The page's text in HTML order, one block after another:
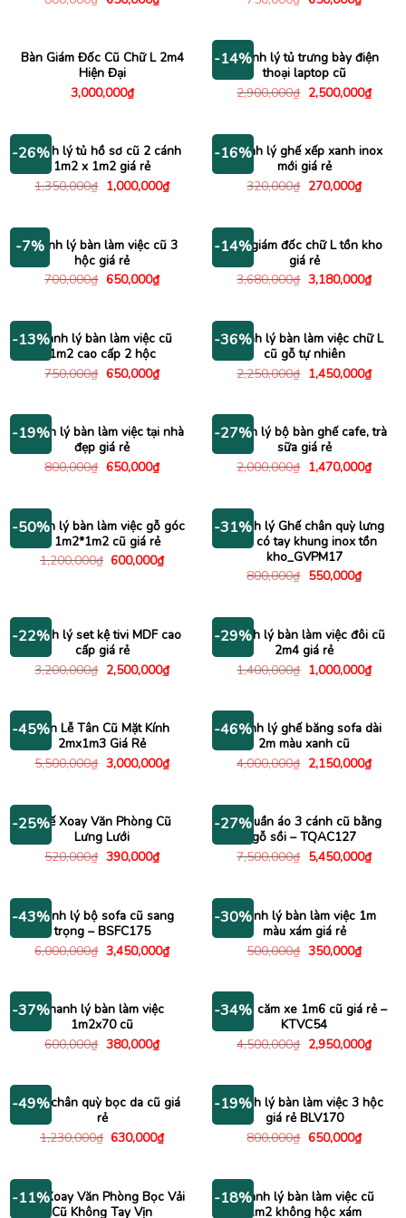
hiện
650,000₫.
hiện
Bàn Giám Đốc Cũ Chữ L 2m4
Hiện Đại
3,000,000₫
-14%
Thanh lý tủ trưng bày điện
thoại laptop cũ
2,900,000₫ Giá
gốc
2,500,000₫Giá
hiện
-26%
Thanh lý tủ hồ sơ cũ 2 cánh
1m2 x 1m2 giá rẻ
1,350,000₫ Giá
gốc
1,000,000₫Giá
hiện
1,000,000₫.
-16%
Thanh lý ghế xếp xanh inox
mới giá rẻ
320,000₫ Giá
270,000₫Giá
hiện
-7%
Thanh lý bàn làm việc cũ 3
hộc giá rẻ
700,000₫ Giá
650,000₫Giá
hiện
650,000₫.
-14%
Bàn giám đốc chữ L tồn kho
giá rẻ
3,680,000₫ Giá
gốc
3,180,000₫Giá
hiện
-13%Thanh lý bàn làm việc cũ
1m2 cao cấp 2 hộc
750,000₫ Giá
650,000₫Giá
hiện
650,000₫.
-36%
Thanh lý bàn làm việc chữ L
cũ gỗ tự nhiên
2,250,000₫ Giá
gốc
1,450,000₫Giá
hiện
-19%
Thanh lý bàn làm việc tại nhà
đẹp giá rẻ
800,000₫ Giá
650,000₫Giá
hiện
650,000₫.
-27%
Thanh lý bộ bàn ghế cafe, trà
sữa giá rẻ
2,000,000₫ Giá
gốc
1,470,000₫Giá
hiện
-50%
Thanh lý bàn làm việc gỗ góc
L 1m2*1m2 cũ giá rẻ
1,200,000₫ Giá
600,000₫Giá
hiện
-31%
Thanh lý Ghế chân quỳ lưng
lưới có tay khung inox tồn
kho_GVPM17
800,000₫ Giá
550,000₫Giá
hiện
-22%
Thanh lý set kệ tivi MDF cao
cấp giá rẻ
3,200,000₫ Giá
gốc
2,500,000₫Giá
hiện
2,500,000₫.
-29%
Thanh lý bàn làm việc đôi cũ
2m4 giá rẻ
1,400,000₫ Giá
gốc
1,000,000₫Giá
hiện
-45%Bàn Lễ Tân Cũ Mặt Kính
2mx1m3 Giá Rẻ
5,500,000₫ Giá
gốc
3,000,000₫Giá
hiện
3,000,000₫.
-46%
Thanh lý ghế băng sofa dài
2m màu xanh cũ
4,000,000₫ Giá
gốc
2,150,000₫Giá
hiện
-25%Ghế Xoay Văn Phòng Cũ
Lưng Lưới
520,000₫ Giá
390,000₫Giá
hiện
390,000₫.
-27%
Tủ quần áo 3 cánh cũ bằng
gỗ sồi – TQAC127
7,500,000₫ Giá
gốc
5,450,000₫Giá
hiện
-43%Thanh lý bộ sofa cũ sang
trọng – BSFC175
6,000,000₫ Giá
gốc
3,450,000₫Giá
hiện
3,450,000₫.
-30%Thanh lý bàn làm việc 1m
màu xám giá rẻ
500,000₫ Giá
350,000₫Giá
hiện
-37%Thanh lý bàn làm việc
1m2x70 cũ
600,000₫ Giá
380,000₫Giá
hiện
380,000₫.
-34%
Kệ tivi căm xe 1m6 cũ giá rẻ –
KTVC54
4,500,000₫ Giá
gốc
2,950,000₫Giá
hiện
-49%
Ghế chân quỳ bọc da cũ giá
rẻ
1,230,000₫ Giá
630,000₫Giá
hiện
630,000₫.
-19%
Thanh lý bàn làm việc 3 hộc
giá rẻ BLV170
800,000₫ Giá
650,000₫Giá
hiện
-11%
Ghế Xoay Văn Phòng Bọc Vải
Cũ Không Tay Vịn
-18%Thanh lý bàn làm việc cũ
1m2 không hộc xám